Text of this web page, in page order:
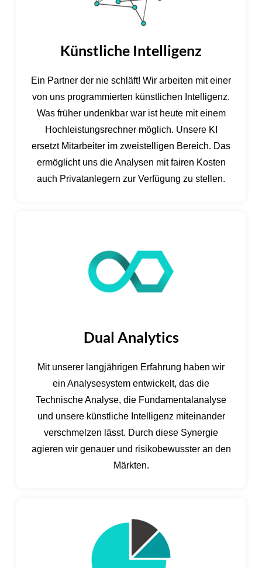
Künstliche Intelligenz
Ein Partner der nie schläft! Wir arbeiten mit einer
von uns programmierten künstlichen Intelligenz.
Was früher undenkbar war ist heute mit einem
Hochleistungsrechner möglich. Unsere KI
ersetzt Mitarbeiter im zweistelligen Bereich. Das
ermöglicht uns die Analysen mit fairen Kosten
auch Privatanlegern zur Verfügung zu stellen.
Dual Analytics
Mit unserer langjährigen Erfahrung haben wir
ein Analysesystem entwickelt, das die
Technische Analyse, die Fundamentalanalyse
und unsere künstliche Intelligenz miteinander
verschmelzen lässt. Durch diese Synergie
agieren wir genauer und risikobewusster an den
Märkten.